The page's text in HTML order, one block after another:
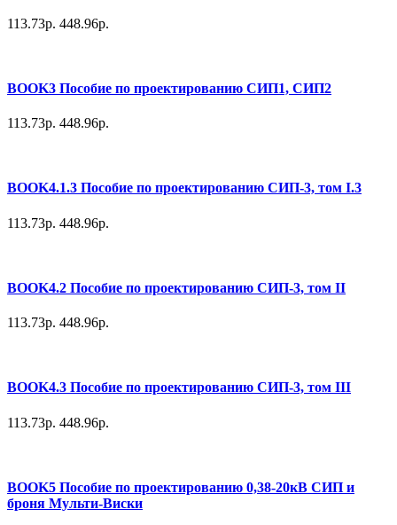
113.73р. 448.96р.
BOOK3 Пособие по проектированию СИП1, СИП2
113.73р. 448.96р.
BOOK4.1.3 Пособие по проектированию СИП-3, том I.3
113.73р. 448.96р.
BOOK4.2 Пособие по проектированию СИП-3, том II
113.73р. 448.96р.
BOOK4.3 Пособие по проектированию СИП-3, том III
113.73р. 448.96р.
BOOK5 Пособие по проектированию 0,38-20кВ СИП и
броня Мульти-Виски